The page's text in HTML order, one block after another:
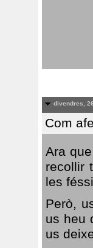
divendres,
Com
Ara
recollir
les
Però,
us heu
us